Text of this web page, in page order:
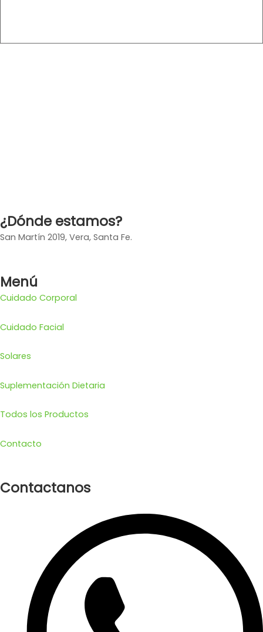
¿Dónde estamos?
San Martín 2019, Vera, Santa Fe.
Menú
Cuidado Corporal
Cuidado Facial
Solares
Suplementación Dietaria
Todos los Productos
Contacto
Contactanos